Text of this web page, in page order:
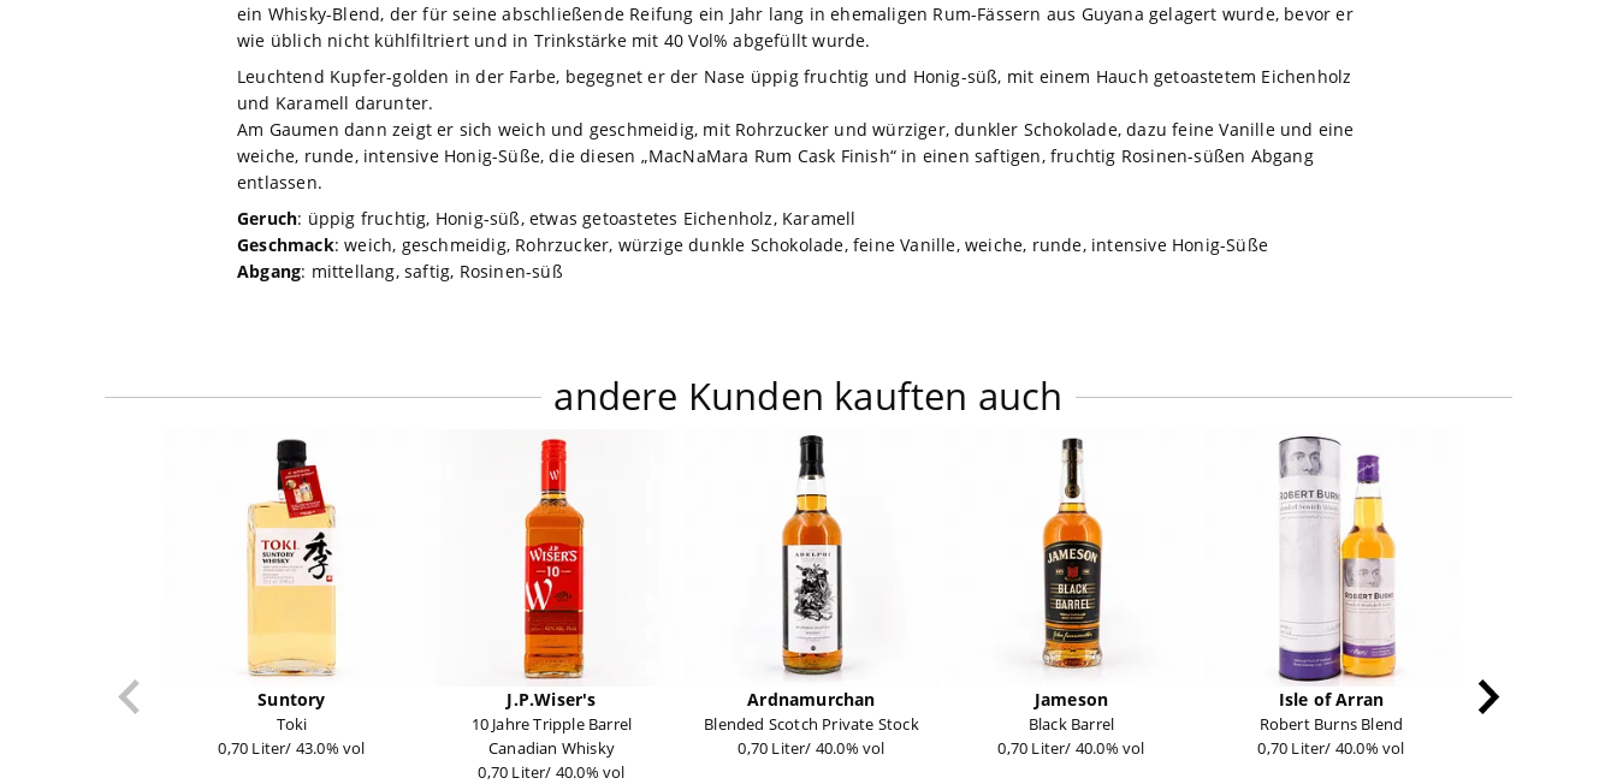
ein Whisky-Blend, der für seine abschließende Reifung ein Jahr lang in ehemaligen Rum-Fässern aus Guyana gelagert wurde, bevor er
wie üblich nicht kühlfiltriert und in Trinkstärke mit 40 Vol% abgefüllt wurde.
Leuchtend Kupfer-golden in der Farbe, begegnet er der Nase üppig fruchtig und Honig-süß, mit einem Hauch getoastetem Eichenholz
und Karamell darunter.
Am Gaumen dann zeigt er sich weich und geschmeidig, mit Rohrzucker und würziger, dunkler Schokolade, dazu feine Vanille und eine
weiche, runde, intensive Honig-Süße, die diesen „MacNaMara Rum Cask Finish“ in einen saftigen, fruchtig Rosinen-süßen Abgang
entlassen.
Geruch: üppig fruchtig, Honig-süß, etwas getoastetes Eichenholz, Karamell
Geschmack: weich, geschmeidig, Rohrzucker, würzige dunkle Schokolade, feine Vanille, weiche, runde, intensive Honig-Süße
Abgang: mittellang, saftig, Rosinen-süß
andere Kunden kauften auch
Suntory
Toki
0,70 Liter/ 43.0% vol
J.P.Wiser's
10 Jahre Tripple Barrel
Canadian Whisky
0,70 Liter/ 40.0% vol
Ardnamurchan
Blended Scotch Private Stock
0,70 Liter/ 40.0% vol
Jameson
Black Barrel
0,70 Liter/ 40.0% vol
Isle of Arran
Robert Burns Blend
0,70 Liter/ 40.0% vol